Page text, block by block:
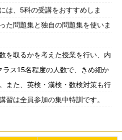
は、5科の受講をおすすめしま
た問題集と独自の問題集を使いま
を取るかを考えた授業を行い、内
ス15名程度の人数で、きめ細か
また、英検・漢検・数検対策も行
習は全員参加の集中特訓です。